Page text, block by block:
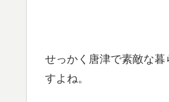
せっかく唐津で素敵な
すよね。